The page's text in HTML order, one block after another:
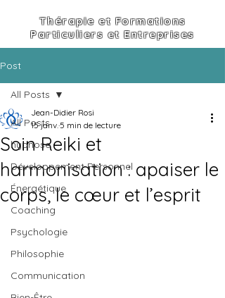
Thérapie et Formations
Particuliers et Entreprises
Post
All Posts
hypnose
Développement Personnel
Énergétique
Coaching
Psychologie
Philosophie
Communication
All Posts
Soin Reiki et
harmonisation : apaiser le
corps, le cœur et l’esprit
Jean-Didier Rosi
15 janv.5 min de lecture